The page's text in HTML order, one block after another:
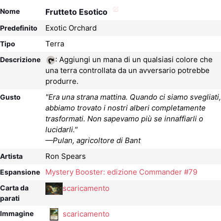
Nome Frutteto Esotico
Predefinito Exotic Orchard
Tipo Terra
Descrizione
: Aggiungi un mana di un qualsiasi colore che
una terra controllata da un avversario potrebbe
produrre.
Gusto
"Era una strana mattina. Quando ci siamo svegliati,
abbiamo trovato i nostri alberi completamente
trasformati. Non sapevamo più se innaffiarli o
lucidarli."
—Pulan, agricoltore di Bant
Artista Ron Spears
Espansione Mystery Booster: edizione Commander #79
Carta da
parati
scaricamento
Immagine scaricamento